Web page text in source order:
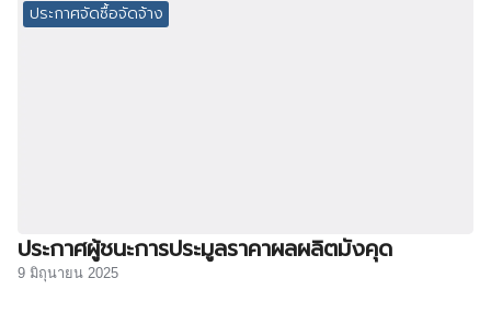
ประกาศจัดซื้อจัดจ้าง
ประกาศผู้ชนะการประมูลราคาผลผลิตมังคุด
9 มิถุนายน 2025